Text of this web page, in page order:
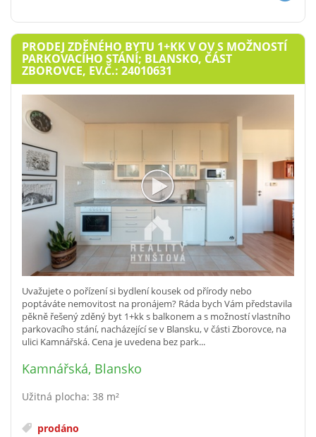
PRODEJ ZDĚNÉHO BYTU 1+KK V OV S MOŽNOSTÍ
PARKOVACÍHO STÁNÍ; BLANSKO, ČÁST
ZBOROVCE, EV.Č.: 24010631
Uvažujete o pořízení si bydlení kousek od přírody nebo
poptáváte nemovitost na pronájem? Ráda bych Vám představila
pěkně řešený zděný byt 1+kk s balkonem a s možností vlastního
parkovacího stání, nacházející se v Blansku, v části Zborovce, na
ulici Kamnářská. Cena je uvedena bez park...
Kamnářská, Blansko
Užitná plocha: 38 m²
prodáno